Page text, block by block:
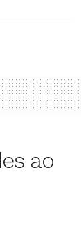
ao